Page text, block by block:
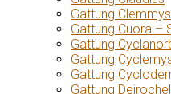
Gattung Clemmys
Gattung Cuora –
Gattung
Gattung
Gattung
Gattung